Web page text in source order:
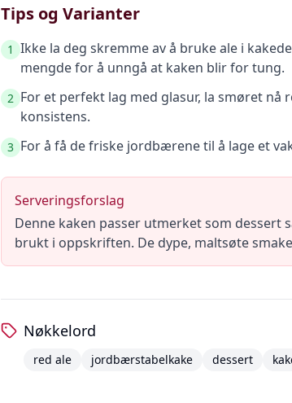
Tips og Varianter
1 Ikke la deg skremme av å bruke ale i
mengde for å unngå at kaken blir for tung.
2 For et perfekt lag med glasur, la smøret
konsistens.
3 For å få de friske jordbærene til å lage et
Serveringsforslag
Denne kaken passer utmerket som dessert
brukt i oppskriften. De dype, maltsøte
Nøkkelord
red ale jordbærstabelkake dessert